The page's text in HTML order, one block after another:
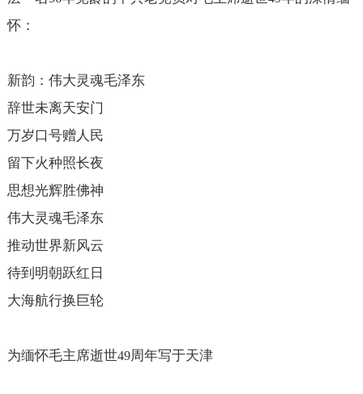
怀：
新韵：伟大灵魂毛泽东
辞世未离天安门
万岁口号赠人民
留下火种照长夜
思想光辉胜佛神
伟大灵魂毛泽东
推动世界新风云
待到明朝跃红日
大海航行换巨轮
为缅怀毛主席逝世49周年写于天津